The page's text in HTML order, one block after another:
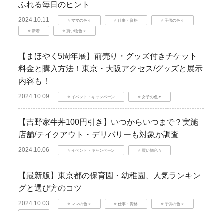
ふれる毎日のヒント
2024.10.11 ⭐️ ママの色々 ⭐️ 仕事・資格 ⭐️ 子供の色々
⭐️ 新着 ⭐️ 買い物色々
【まほやく5周年展】前売り・グッズ付きチケット
料金と購入方法！東京・大阪アクセス/グッズと展示
内容も！
2024.10.09 ⭐️ イベント・キャンペーン ⭐️ 女子の色々
【吉野家牛丼100円引き】いつからいつまで？実施
店舗/テイクアウト・デリバリーも対象か調査
2024.10.06 ⭐️ イベント・キャンペーン ⭐️ 買い物色々
【最新版】東京都の保育園・幼稚園、人気ランキン
グと選び方のコツ
2024.10.03 ⭐️ ママの色々 ⭐️ 仕事・資格 ⭐️ 子供の色々